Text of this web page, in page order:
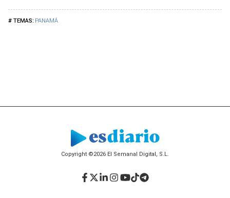
PANAMÁ
Copyright ©2026 El Semanal Digital, S.L.
Facebook
Twitter
LinkedIn
Instagram
YouTube
TikTok
Telegram